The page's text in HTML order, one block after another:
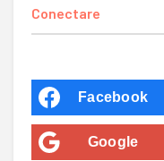
Conectare
Facebook
Google